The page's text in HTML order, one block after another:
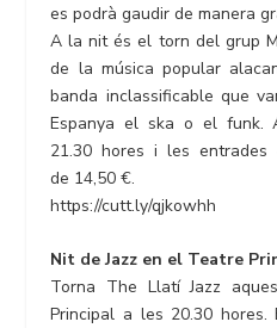
es podrà gaudir de manera
A la nit és el torn del grup
de la música popular
banda inclassificable que
Espanya el ska o el funk.
21.30 hores i les
de 14,50 €.
https://cutt.ly/qjkowhh
Nit de Jazz en el Teatre
Torna The Llatí Jazz
Principal a les 20.30